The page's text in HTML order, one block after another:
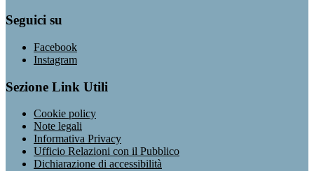
Seguici su
Facebook
Instagram
Sezione Link Utili
Cookie policy
Note legali
Informativa Privacy
Ufficio Relazioni con il Pubblico
Dichiarazione di accessibilità